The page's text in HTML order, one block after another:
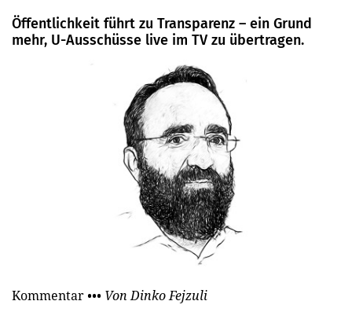
Öffentlichkeit führt zu Transparenz – ein Grund
mehr, U-Ausschüsse live im TV zu übertragen.
Kommentar ••• Von Dinko Fejzuli